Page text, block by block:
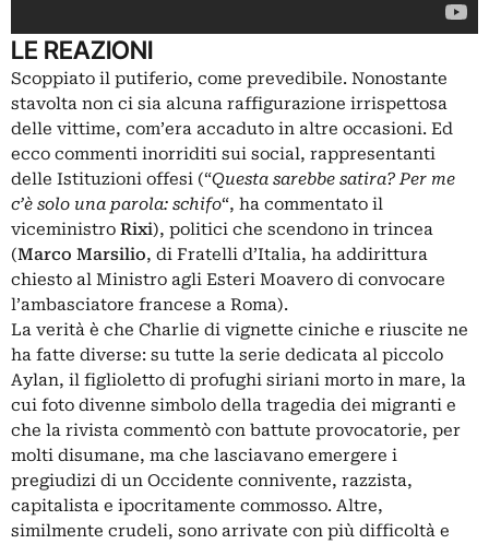
LE REAZIONI
Scoppiato il putiferio, come prevedibile. Nonostante
stavolta non ci sia alcuna raffigurazione irrispettosa
delle vittime, com’era accaduto in altre occasioni. Ed
ecco commenti inorriditi sui social, rappresentanti
delle Istituzioni offesi (“Questa sarebbe satira? Per me
c’è solo una parola: schifo“, ha commentato il
viceministro Rixi), politici che scendono in trincea
(Marco Marsilio, di Fratelli d’Italia, ha addirittura
chiesto al Ministro agli Esteri Moavero di convocare
l’ambasciatore francese a Roma).
La verità è che Charlie di vignette ciniche e riuscite ne
ha fatte diverse: su tutte la serie dedicata al piccolo
Aylan, il figlioletto di profughi siriani morto in mare, la
cui foto divenne simbolo della tragedia dei migranti e
che la rivista commentò con battute provocatorie, per
molti disumane, ma che lasciavano emergere i
pregiudizi di un Occidente connivente, razzista,
capitalista e ipocritamente commosso. Altre,
similmente crudeli, sono arrivate con più difficoltà e